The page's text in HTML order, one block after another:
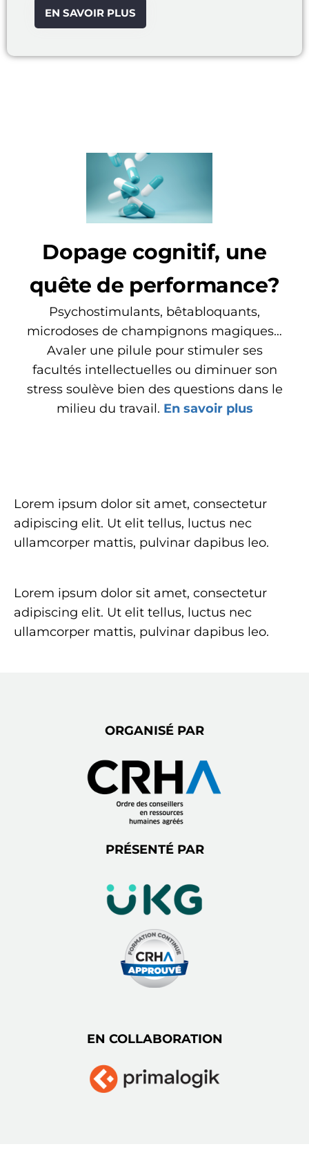
EN SAVOIR PLUS
Dopage cognitif, une
quête de performance?
Psychostimulants, bêtabloquants,
microdoses de champignons magiques…
Avaler une pilule pour stimuler ses
facultés intellectuelles ou diminuer son
stress soulève bien des questions dans le
milieu du travail. En savoir plus
Lorem ipsum dolor sit amet, consectetur
adipiscing elit. Ut elit tellus, luctus nec
ullamcorper mattis, pulvinar dapibus leo.
Lorem ipsum dolor sit amet, consectetur
adipiscing elit. Ut elit tellus, luctus nec
ullamcorper mattis, pulvinar dapibus leo.
ORGANISÉ PAR
PRÉSENTÉ PAR
EN COLLABORATION